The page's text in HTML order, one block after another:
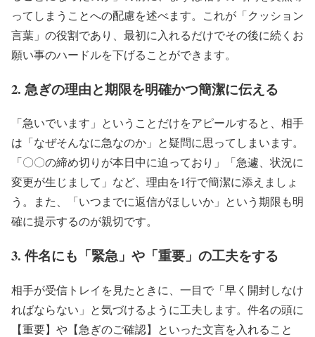
ってしまうことへの配慮を述べます。これが「クッション
言葉」の役割であり、最初に入れるだけでその後に続くお
願い事のハードルを下げることができます。
2. 急ぎの理由と期限を明確かつ簡潔に伝える
「急いでいます」ということだけをアピールすると、相手
は「なぜそんなに急なのか」と疑問に思ってしまいます。
「〇〇の締め切りが本日中に迫っており」「急遽、状況に
変更が生じまして」など、理由を1行で簡潔に添えましょ
う。また、「いつまでに返信がほしいか」という期限も明
確に提示するのが親切です。
3. 件名にも「緊急」や「重要」の工夫をする
相手が受信トレイを見たときに、一目で「早く開封しなけ
ればならない」と気づけるように工夫します。件名の頭に
【重要】や【急ぎのご確認】といった文言を入れること